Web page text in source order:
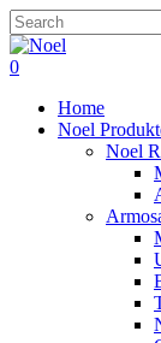
Skip
to
main
Close
Search
0
Home
Noel
Noel